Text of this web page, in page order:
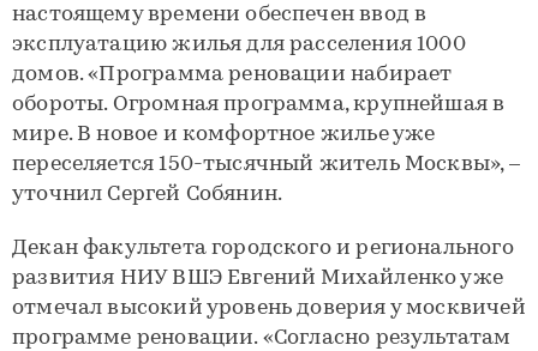
настоящему времени обеспечен ввод в
эксплуатацию жилья для расселения 1000
домов. «Программа реновации набирает
обороты. Огромная программа, крупнейшая в
мире. В новое и комфортное жилье уже
переселяется 150-тысячный житель Москвы», –
уточнил Сергей Собянин.
Декан факультета городского и регионального
развития НИУ ВШЭ Евгений Михайленко уже
отмечал высокий уровень доверия у москвичей
программе реновации. «Согласно результатам